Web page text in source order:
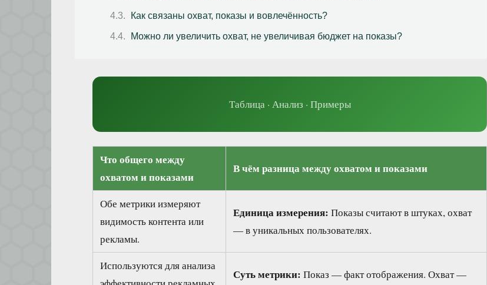
Как связаны охват, показы и вовлечённость?
Можно ли увеличить охват, не увеличивая бюджет на показы?
Таблица · Анализ · Примеры
Что общего между
охватом и показами
В чём разница между охватом и показами
Обе метрики измеряют
видимость контента или
рекламы.
Единица измерения: Показы считают в штуках, охват
— в уникальных пользователях.
Используются для анализа
Суть метрики: Показ — факт отображения. Охват —